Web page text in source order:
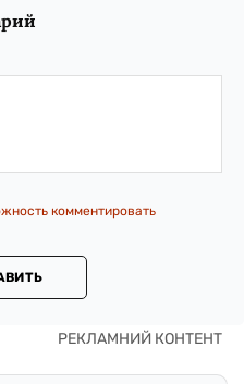
комментировать